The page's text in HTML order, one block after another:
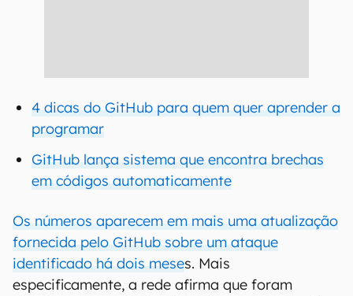
4 dicas do GitHub para quem quer aprender a
programar
GitHub lança sistema que encontra brechas
em códigos automaticamente
Os números aparecem em mais uma atualização
fornecida pelo GitHub sobre um ataque
identificado há dois meses. Mais
especificamente, a rede afirma que foram